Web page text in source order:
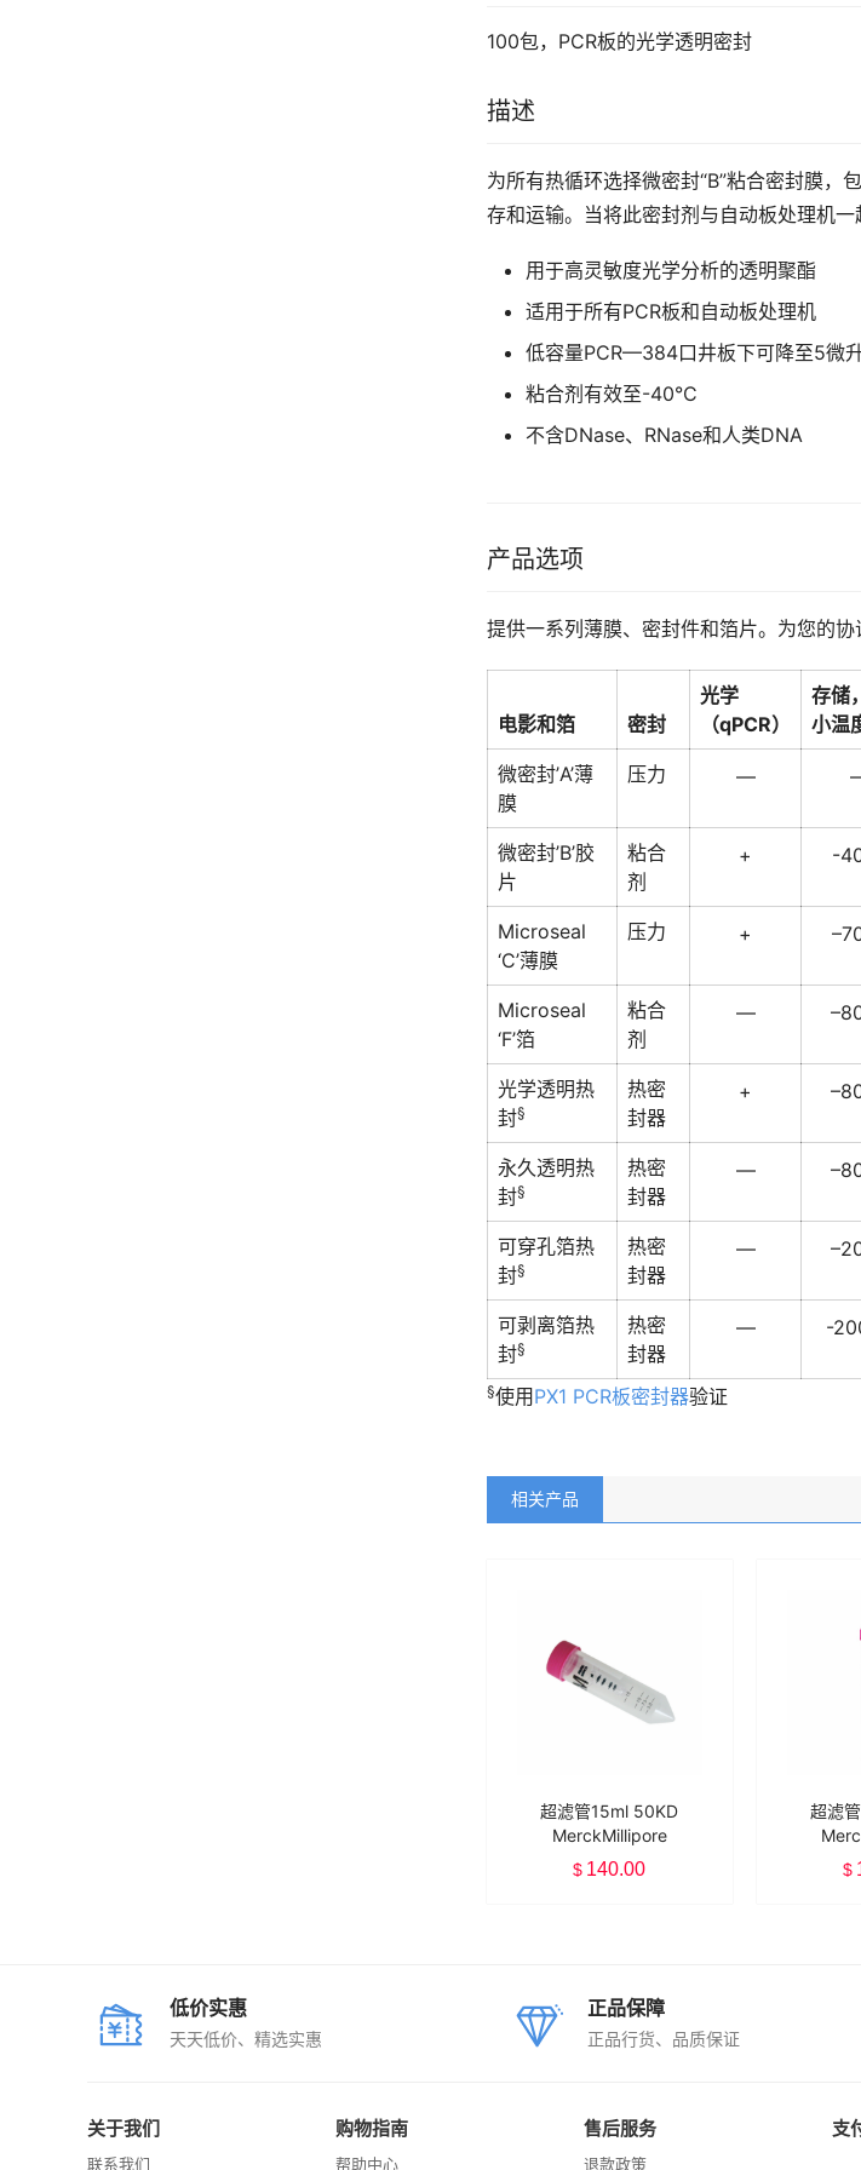
100包，PCR板的光学透明密封
描述
为所有热循环选择微密封“B”粘合密封膜，
存和运输。当将此密封剂与自动板处理机一
用于高灵敏度光学分析的透明聚酯
适用于所有PCR板和自动板处理机
低容量PCR—384口井板下可降至5微
粘合剂有效至-40°C
不含DNase、RNase和人类DNA
产品选项
提供一系列薄膜、密封件和箔片。为您的协
电影和箔 密封
光学
（qPCR）
存储
小温
微密封’A’薄
膜
压力 —
微密封’B’胶
片
粘合
剂
+ -
Microseal
‘C’薄膜
压力 +
Microseal
‘F’箔
粘合
剂
—
光学透明热
封§
热密
封器
+
永久透明热
封§
热密
封器
—
可穿孔箔热
封§
热密
封器
—
可剥离箔热
封§
热密
封器
— -
§使用 PX1 PCR板密封器验证
相关产品
超滤管15ml 50KD
MerckMillipore
UFC905096
$ 140.00
超滤
$
低价实惠
天天低价、精选实惠
正品保障
正品行货、品质保证
关于我们
联系我们
购物指南
帮助中心
售后服务
退款政策
支